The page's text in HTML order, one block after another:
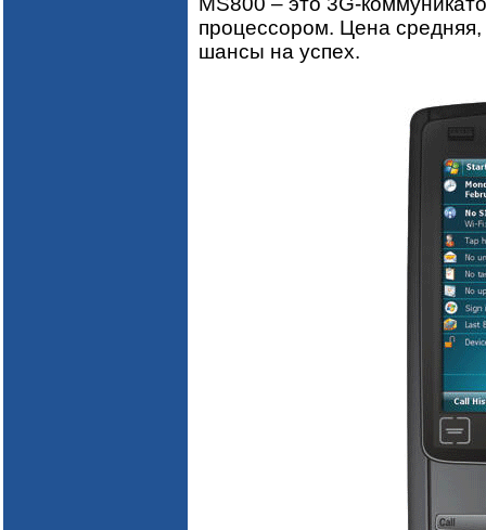
процессором. Цена
шансы на успех.